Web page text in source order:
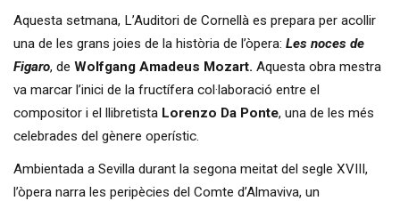
Aquesta setmana, L’Auditori de Cornellà es prepara per acollir
una de les grans joies de la història de l’òpera:Les noces de
Figaro, deWolfgang Amadeus Mozart. Aquesta obra mestra
va marcar l’inici de la fructífera col·laboració entre el
compositor i el llibretista Lorenzo Da Ponte, una de les més
celebrades del gènere operístic.
Ambientada a Sevilla durant la segona meitat del segle XVIII,
l’òpera narra les peripècies del Comte d’Almaviva, un